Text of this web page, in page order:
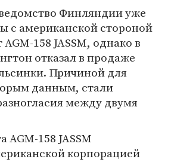
Финляндии уже
с американской стороной
158 JASSM, однако в
отказал в продаже
Причиной для
данным, стали
между двумя
AGM-158 JASSM
корпорацией